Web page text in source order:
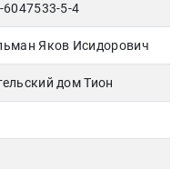
6047533-5-4
Яков Исидорович
дом Тион